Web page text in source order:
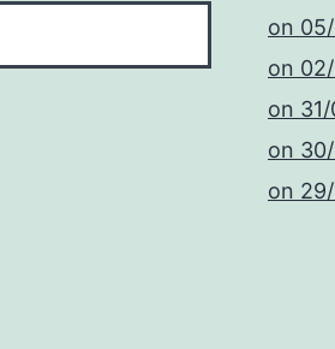
​on
​on
​on
​on
​on